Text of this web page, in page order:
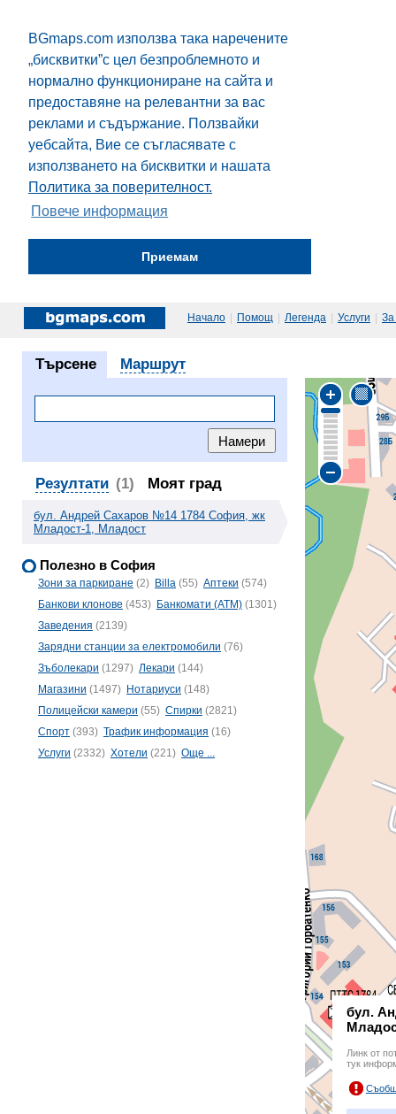
BGmaps.com използва така наречените
„бисквитки”с цел безпроблемното и
нормално функциониране на сайта и
предоставяне на релевантни за вас
реклами и съдържание. Ползвайки
уебсайта, Вие се съгласявате с
използването на бисквитки и нашата
Политика за поверителност.
Повече информация
Приемам
Начало | Помощ | Легенда | Услуги | За
Търсене Маршрут
Резултати (1) Моят град
бул. Андрей Сахаров №14 1784 София, жк
Младост-1, Младост
Полезно в София
Зони за паркиране (2) Billa (55) Аптеки (574)
Банкови клонове (453) Банкомати (ATM) (1301)
Заведения (2139)
Зарядни станции за електромобили (76)
Зъболекари (1297) Лекари (144)
Магазини (1497) Нотариуси (148)
Полицейски камери (55) Спирки (2821)
Спорт (393) Трафик информация (16)
Услуги (2332) Хотели (221) Още ...
бул.
Линк от
тук